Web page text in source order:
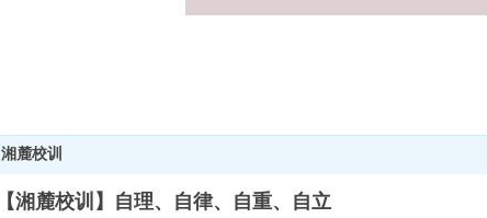
湘麓校训
【湘麓校训】自理、自律、自重、自立